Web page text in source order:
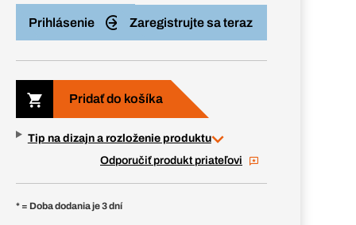
Prihlásenie Zaregistrujte sa teraz
Pridať do košíka
Tip na dizajn a rozloženie produktu
Odporučiť produkt priateľovi
* = Doba dodania je 3 dní